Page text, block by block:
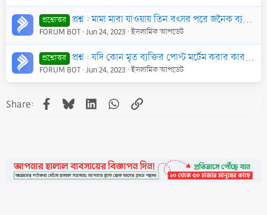
প্রশ্নোত্তর প্রশ্ন : মামা মারা যাওয়ায় তিন বৎসর পরে জনৈক ব্যক্তি স্বীয় মামীকে বিবাহ করেছে। উক্ত বিবাহ বৈধ হয়েছে কি?
FORUM BOT Jun 24, 2023 ইসলামিক আপডেট
প্রশ্নোত্তর প্রশ্ন : যদি কোন মৃত ব্যক্তির পোস্ট মর্টেম করার কারণে বা পুড়ে যাওয়ার কারণে লাশের অবস্থা ভয়াবহ হয়ে যায় তাহ’লে উক্ত লাশকে গোসল দেওয়ার বিধান কি?
FORUM BOT Jun 24, 2023 ইসলামিক আপডেট
Share: Facebook
BlueskyLinkedInWhatsApp
Link